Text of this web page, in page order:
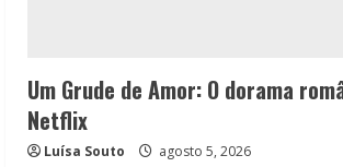
Um Grude de Amor: O dorama
Netflix
Luísa Souto agosto 5, 2026